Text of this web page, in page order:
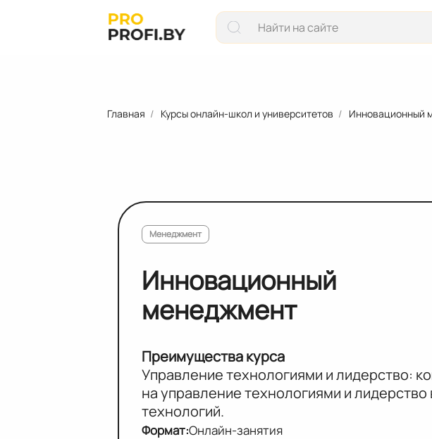
Главная Курсы онлайн-школ и университетов Инновационный
Менеджмент
Инновационный
менеджмент
Преимущества курса
Управление технологиями и лидерство:
на управление технологиями и
технологий.
Формат:Онлайн-занятия